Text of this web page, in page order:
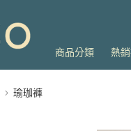
商品分類 熱
瑜珈褲